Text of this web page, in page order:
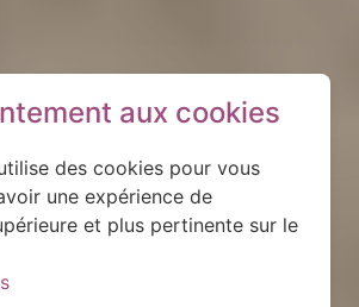
aux cookies
des cookies pour vous
une expérience de
et plus pertinente sur le